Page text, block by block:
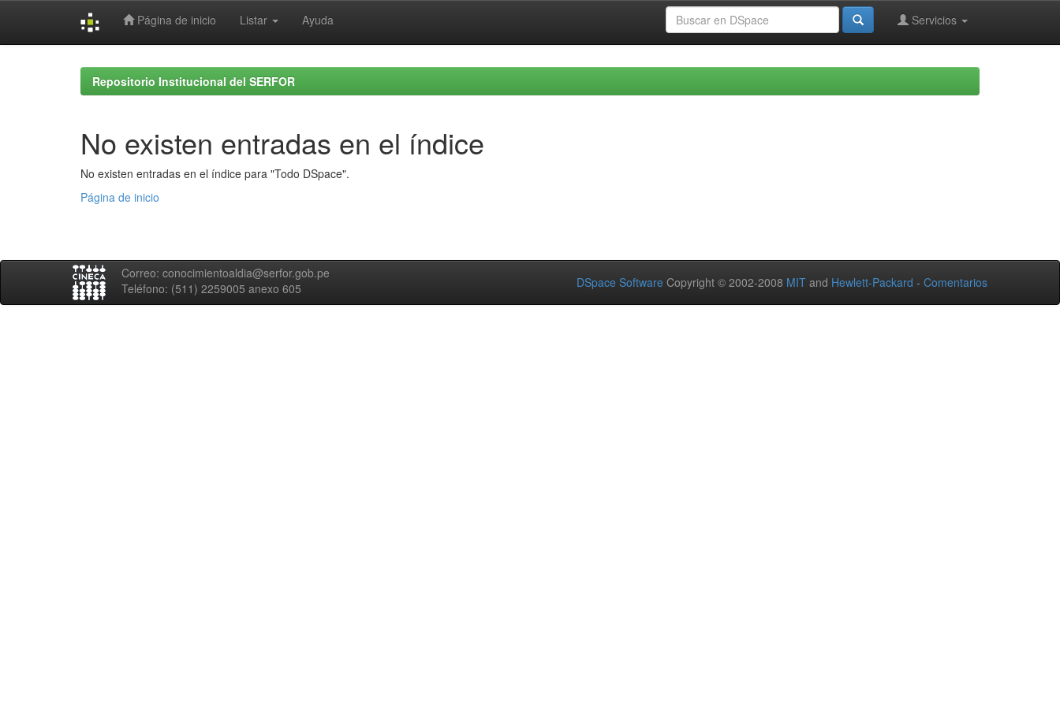
Página de inicio Listar Ayuda Servicios
Repositorio Institucional del SERFOR
No existen entradas en el índice
No existen entradas en el índice para "Todo DSpace".
Página de inicio
Correo: conocimientoaldia@serfor.gob.pe
Teléfono: (511) 2259005 anexo 605
DSpace Software Copyright © 2002-2008 MIT and Hewlett-Packard - Comentarios